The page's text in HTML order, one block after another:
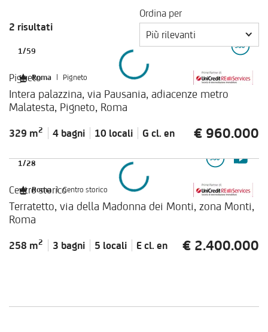
2 risultati
Ordina per
Più rilevanti
Roma Pigneto
1/59
Pigneto
Intera palazzina, via Pausania, adiacenze metro
Malatesta, Pigneto, Roma
329 m2 4 bagni 10 locali G cl. en € 960.000
Roma | Centro storico
1/28
Centro storico
Terratetto, via della Madonna dei Monti, zona Monti,
Roma
258 m2 3 bagni 5 locali E cl. en € 2.400.000